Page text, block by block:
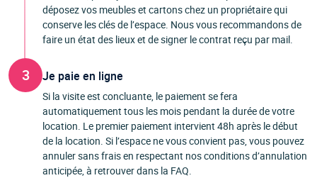
déposez vos meubles et cartons chez un propriétaire qui
conserve les clés de l’espace. Nous vous recommandons de
faire un état des lieux et de signer le contrat reçu par mail.
3 Je paie en ligne
Si la visite est concluante, le paiement se fera
automatiquement tous les mois pendant la durée de votre
location. Le premier paiement intervient 48h après le début
de la location. Si l’espace ne vous convient pas, vous pouvez
annuler sans frais en respectant nos conditions d’annulation
anticipée, à retrouver dans la FAQ.